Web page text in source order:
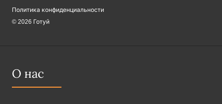
Политика конфиденциальности
© 2026 Готуй
О нас